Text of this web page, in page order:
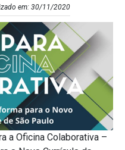
em: 30/11/2020
a Oficina Colaborativa –